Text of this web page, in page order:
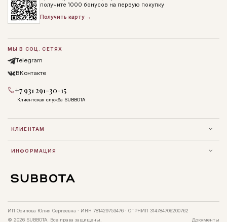
КЛИЕНТАМ
ИНФОРМАЦИЯ
получите 1000 бонусов на первую покупку
Получить карту →
МЫ В СОЦ. СЕТЯХ
Telegram
ВКонтакте
+7 931 291-30-15
Клиентская служба SUBBOTA
ИП Осипова Юлия Сергеевна · ИНН 781429753476 · ОГРНИП 314784706200762
© 2026 SUBBOTA. Все права защищены.
Документы